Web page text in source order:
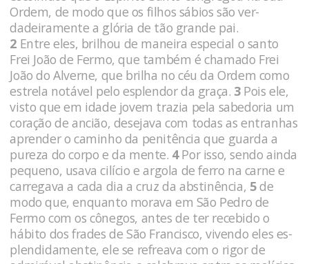
Ordem, de modo que os filhos sábios são ver­
dadeiramente a glória de tão grande pai.
2 Entre eles, brilhou de maneira especial o santo
Frei João de Fermo, que também é chamado Frei
João do Alverne, que brilha no céu da Ordem como
estrela notável pelo esplendor da graça. 3 Pois ele,
visto que em idade jovem trazia pela sabedoria um
co­ração de ancião, desejava com todas as entranhas
aprender o caminho da penitência que guarda a
pureza do corpo e da mente. 4Por isso, sendo ainda
pequeno, usava cilício e argola de ferro na carne e
car­regava a cada dia a cruz da abstinência, 5de
modo que, enquanto morava em São Pedro de
Fermo com os cônegos, antes de ter re­cebido o
hábito dos frades de São Francisco, vivendo eles es­
plendidamente, ele se refreava com o rigor de